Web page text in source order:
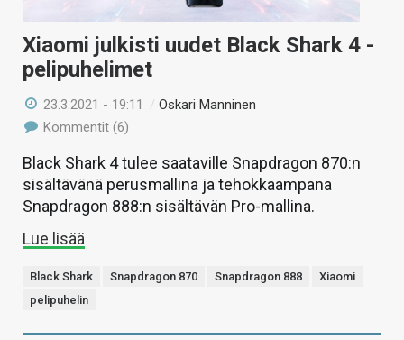
HAKU
Xiaomi julkisti uudet Black Shark 4 -
pelipuhelimet
23.3.2021 - 19:11 /Oskari Manninen
Kommentit (6)
Black Shark 4 tulee saataville Snapdragon 870:n
sisältävänä perusmallina ja tehokkaampana
Snapdragon 888:n sisältävän Pro-mallina.
Lue lisää
Black Shark Snapdragon 870 Snapdragon 888
Xiaomi
pelipuhelin